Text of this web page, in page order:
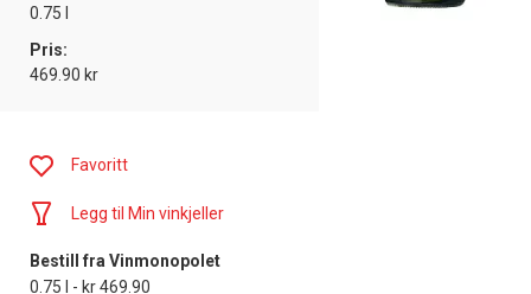
0.75 l
Pris:
469.90 kr
Favoritt
Legg til Min vinkjeller
Bestill fra Vinmonopolet
0.75 l - kr 469.90